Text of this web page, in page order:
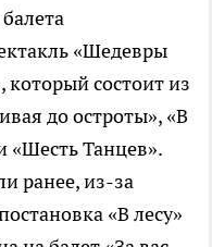
«Шедевры
состоит из
до остроты», «В
«Шесть Танцев».
ранее, из-за
«В лесу»